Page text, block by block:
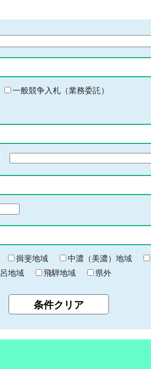
一般競争入札（業務委託）
揖斐地域 中濃（美濃）地域
地域 飛騨地域 県外